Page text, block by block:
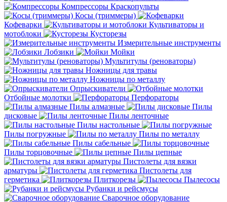
Компрессоры Краскопульты
Косы (триммеры)
Кофеварки
Культиваторы и
мотоблоки
Кусторезы
Измерительные инструменты
Лобзики
Мойки
Мультитулы (реноваторы)
Ножницы для травы
Ножницы по металлу
Опрыскиватели
Отбойные молотки
Перфораторы
Пилы алмазные
Пилы
дисковые
Пилы ленточные
Пилы настольные
Пилы погружные
Пилы по металлу
Пилы сабельные
Пилы торцовочные
Пилы цепные
Пистолеты для вязки
арматуры
Пистолеты для
герметика
Плиткорезы
Пылесосы
Рубанки и рейсмусы
Сварочное оборудование